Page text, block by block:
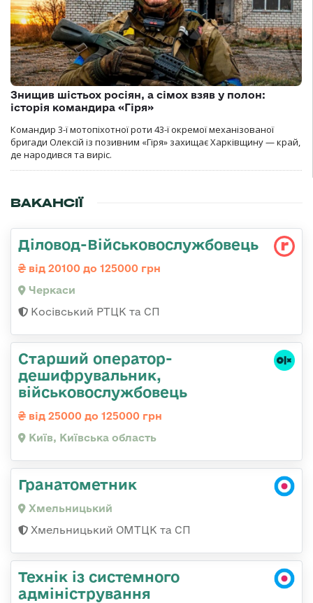
Знищив шістьох росіян, а сімох взяв у полон:
історія командира «Гіря»
Командир 3-ї мотопіхотної роти 43-ї окремої механізованої
бригади Олексій із позивним «Гіря» захищає Харківщину — край,
де народився та виріс.
ВАКАНСІЇ
Діловод-Військовослужбовець
від 20100 до 125000 грн
Черкаси
Косівський РТЦК та СП
Старший оператор-
дешифрувальник,
військовослужбовець
від 25000 до 125000 грн
Київ, Київська область
Гранатометник
Хмельницький
Хмельницький ОМТЦК та СП
Технік із системного
адміністрування